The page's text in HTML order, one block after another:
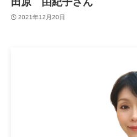
田原 由紀子さん
2021年12月20日